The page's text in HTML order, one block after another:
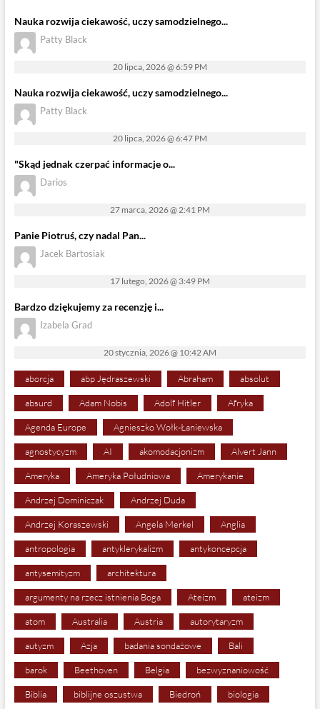
Nauka rozwija ciekawość, uczy samodzielnego...
Patty Black
20 lipca, 2026 @ 6:59 PM
Nauka rozwija ciekawość, uczy samodzielnego...
Patty Black
20 lipca, 2026 @ 6:47 PM
"Skąd jednak czerpać informacje o...
Darios
27 marca, 2026 @ 2:41 PM
Panie Piotruś, czy nadal Pan...
Jacek Bartosiak
17 lutego, 2026 @ 3:49 PM
Bardzo dziękujemy za recenzję i...
Izabela Grad
20 stycznia, 2026 @ 10:42 AM
aborcja abp Jędraszewski Abraham absolut
absurd Adam Nobis Adolf Hitler Afryka
Agenda Europe Agnieszko Wołk-Łaniewska
agnostycyzm AI akomodacjonizm Alvert Jann
Ameryka Ameryka Południowa Amerykanie
Andrzej Dominiczak Andrzej Duda
Andrzej Koraszewski Angela Merkel Anglia
antropologia antyklerykalizm antykoncepcja
antysemityzm architektura
argumenty na rzecz istnienia Boga Ateizm ateizm
atom Australia Austria autorytaryzm
autyzm Azja badania sondażowe Bali
barok Beethoven Belgia bezwyznaniowość
Biblia biblijne oszustwa Biedroń biologia